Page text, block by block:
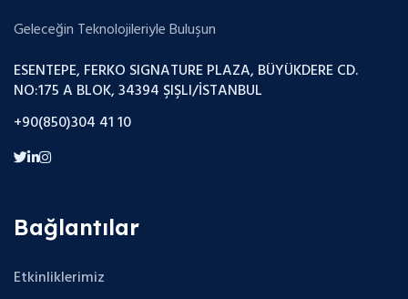
Geleceğin Teknolojileriyle Buluşun
ESENTEPE, FERKO SIGNATURE PLAZA, BÜYÜKDERE CD.
NO:175 A BLOK, 34394 ŞIŞLI/İSTANBUL
+90(850)304 41 10
Bağlantılar
Etkinliklerimiz